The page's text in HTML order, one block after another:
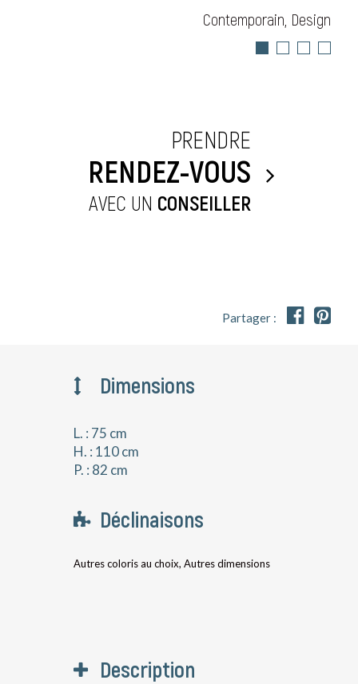
Contemporain, Design
PRENDRE
RENDEZ-VOUS
AVEC UN CONSEILLER
Partager :  
Dimensions
L. : 75 cm
H. : 110 cm
P. : 82 cm
Déclinaisons
Autres coloris au choix, Autres dimensions
Description